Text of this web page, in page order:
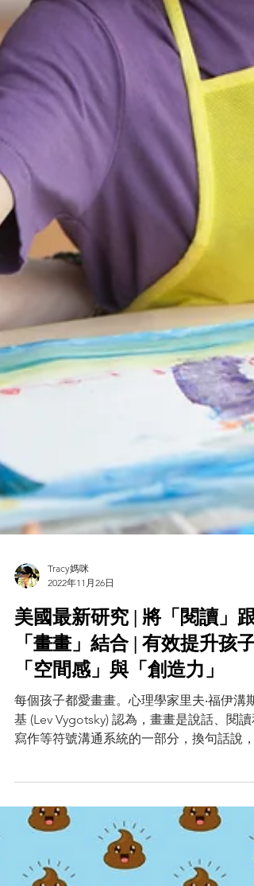
Tracy媽咪
2022年11月26日
美國最新研究 | 將「閱讀」跟
「畫畫」結合 | 有效提升孩子
「空間感」與「創造力」
每個孩子都愛畫畫。心理學家里夫‧福伊溝斯
作的重要橋梁，不僅可以增進孩子的空間概
念，幫助他們學習STEM的相關知識，並且
可以幫助孩子在壓...